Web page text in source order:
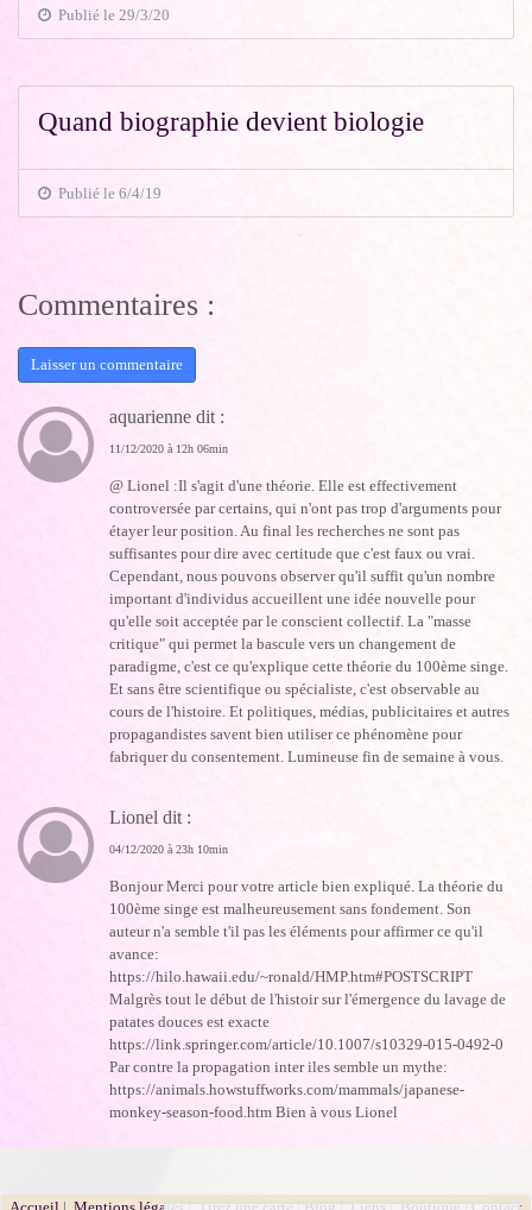
Publié le 29/3/20
Quand biographie devient biologie
Publié le 6/4/19
Commentaires :
Laisser un commentaire
aquarienne dit :
11/12/2020 à 12h 06min
@ Lionel :Il s'agit d'une théorie. Elle est effectivement
controversée par certains, qui n'ont pas trop d'arguments pour
étayer leur position. Au final les recherches ne sont pas
suffisantes pour dire avec certitude que c'est faux ou vrai.
Cependant, nous pouvons observer qu'il suffit qu'un nombre
important d'individus accueillent une idée nouvelle pour
qu'elle soit acceptée par le conscient collectif. La "masse
critique" qui permet la bascule vers un changement de
paradigme, c'est ce qu'explique cette théorie du 100ème singe.
Et sans être scientifique ou spécialiste, c'est observable au
cours de l'histoire. Et politiques, médias, publicitaires et autres
propagandistes savent bien utiliser ce phénomène pour
fabriquer du consentement. Lumineuse fin de semaine à vous.
Lionel dit :
04/12/2020 à 23h 10min
Bonjour Merci pour votre article bien expliqué. La théorie du
100ème singe est malheureusement sans fondement. Son
auteur n'a semble t'il pas les éléments pour affirmer ce qu'il
avance:
https://hilo.hawaii.edu/~ronald/HMP.htm#POSTSCRIPT
Malgrès tout le début de l'histoir sur l'émergence du lavage de
patates douces est exacte
https://link.springer.com/article/10.1007/s10329-015-0492-0
Par contre la propagation inter iles semble un mythe:
https://animals.howstuffworks.com/mammals/japanese-
monkey-season-food.htm Bien à vous Lionel